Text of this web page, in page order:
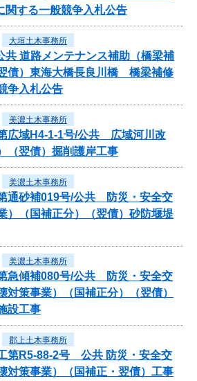
関する一般競争入札公告
大垣土木事務所
共 道路メンテナンス補助（橋梁補
債）東海大橋長良川橋 橋梁補修
争入札公告
美濃土木事務所
広域H4-1-1号/公共 広域河川改
（翌債）掘削護岸工事
美濃土木事務所
通砂補019号/公共 防災・安全交
）（国補正分）（翌債）砂防堰堤
美濃土木事務所
急傾補080号/公共 防災・安全交
対策事業）（国補正分）（翌債）
設工事
郡上土木事務所
第R5-88-2号 公共 防災・安全交
対策事業）（国補正・翌債）工事